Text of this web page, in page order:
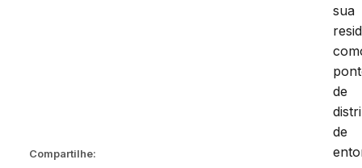
Compartilhe:
sua
de
de